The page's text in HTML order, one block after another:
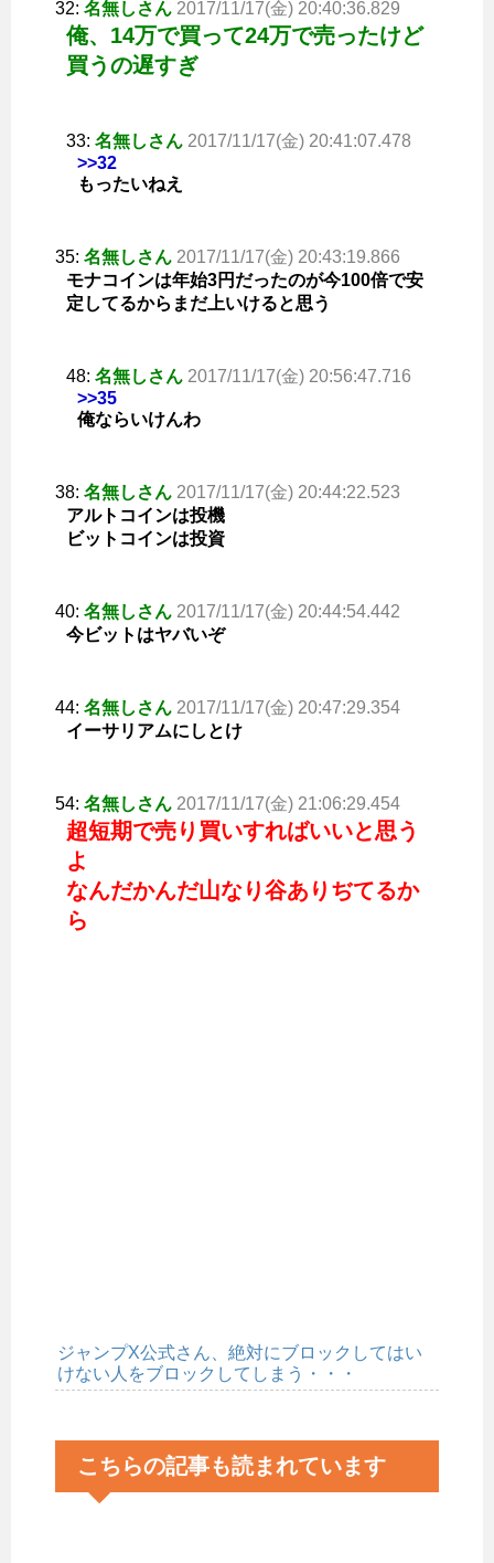
32: 名無しさん 2017/11/17(金) 20:40:36.829
俺、14万で買って24万で売ったけど
買うの遅すぎ
33: 名無しさん 2017/11/17(金) 20:41:07.478
>>32
もったいねえ
35: 名無しさん 2017/11/17(金) 20:43:19.866
モナコインは年始3円だったのが今100倍で安
定してるからまだ上いけると思う
48: 名無しさん 2017/11/17(金) 20:56:47.716
>>35
俺ならいけんわ
38: 名無しさん 2017/11/17(金) 20:44:22.523
アルトコインは投機
ビットコインは投資
40: 名無しさん 2017/11/17(金) 20:44:54.442
今ビットはヤバいぞ
44: 名無しさん 2017/11/17(金) 20:47:29.354
イーサリアムにしとけ
54: 名無しさん 2017/11/17(金) 21:06:29.454
超短期で売り買いすればいいと思う
よ
なんだかんだ山なり谷ありぢてるか
ら
ジャンプX公式さん、絶対にブロックしてはい
けない人をブロックしてしまう・・・
こちらの記事も読まれています